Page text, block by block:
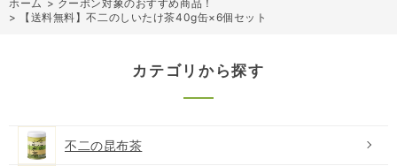
ホーム > クーポン対象のおすすめ商品！
>
【送料無料】不二のしいたけ茶40g缶×6個セット
カテゴリから探す
不二の昆布茶